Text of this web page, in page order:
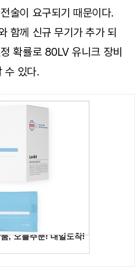
술이 요구되기 때문이다.
함께 신규 무기가 추가 되
확률로 80LV 유니크 장비
수 있다.